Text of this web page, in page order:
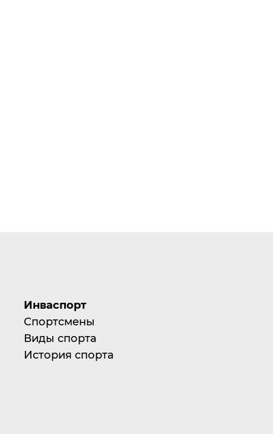
Инваспорт
Спортсмены
Виды спорта
История спорта